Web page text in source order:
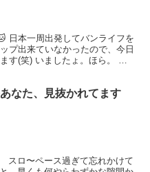
日本一周出発してバンライフを
プ出来ていなかったので、今日
す(笑) いましたょ。ほら。 分
なた、見抜かれてます
スロ〜ペース過ぎて忘れかけて